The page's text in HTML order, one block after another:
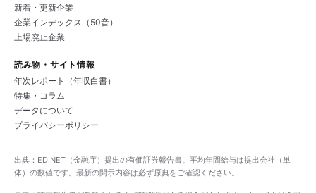
新着・更新企業
企業インデックス（50音）
上場廃止企業
読み物・サイト情報
年次レポート（年収白書）
特集・コラム
データについて
プライバシーポリシー
出典：EDINET（金融庁）提出の有価証券報告書。平均年間給与は提出会社（単
体）の数値です。最新の開示内容は必ず原典をご確認ください。